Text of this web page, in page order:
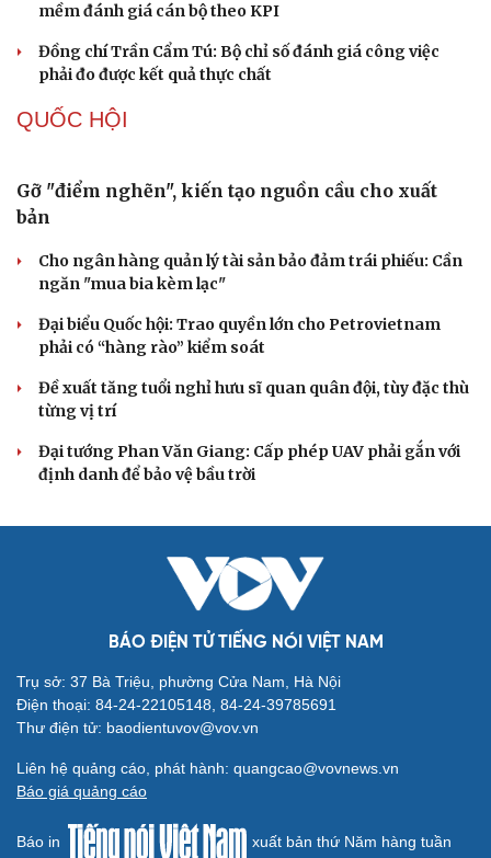
mềm đánh giá cán bộ theo KPI
Đồng chí Trần Cẩm Tú: Bộ chỉ số đánh giá công việc
phải đo được kết quả thực chất
QUỐC HỘI
Gỡ "điểm nghẽn", kiến tạo nguồn cầu cho xuất
bản
Cho ngân hàng quản lý tài sản bảo đảm trái phiếu: Cần
ngăn "mua bia kèm lạc"
Đại biểu Quốc hội: Trao quyền lớn cho Petrovietnam
phải có “hàng rào” kiểm soát
Đề xuất tăng tuổi nghỉ hưu sĩ quan quân đội, tùy đặc thù
từng vị trí
Đại tướng Phan Văn Giang: Cấp phép UAV phải gắn với
định danh để bảo vệ bầu trời
BÁO ĐIỆN TỬ TIẾNG NÓI VIỆT NAM
Trụ sở: 37 Bà Triệu, phường Cửa Nam, Hà Nội
Điện thoại: 84-24-22105148, 84-24-39785691
Thư điện tử: baodientuvov@vov.vn
Liên hệ quảng cáo, phát hành: quangcao@vovnews.vn
Báo giá quảng cáo
Báo in xuất bản thứ Năm hàng tuần